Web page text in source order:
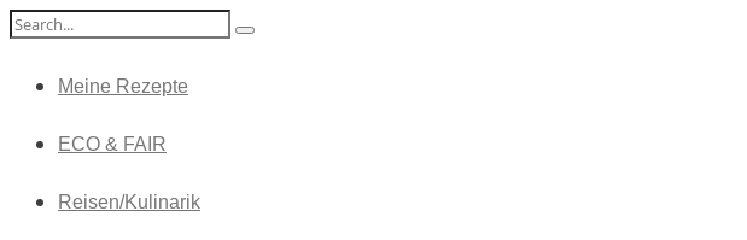
Meine Rezepte
ECO & FAIR
Reisen/Kulinarik